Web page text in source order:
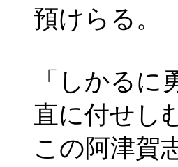
預けらる。
「しかる
直に付せし
この阿津賀